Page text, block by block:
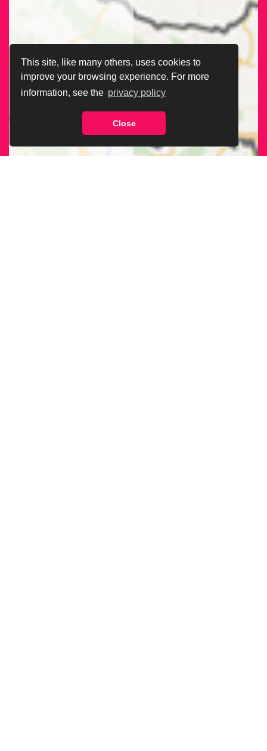
This site, like many others, uses cookies to
improve your browsing experience. For more
information, see the privacy policy
Close